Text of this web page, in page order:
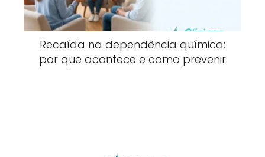
Recaída na dependência química:
por que acontece e como prevenir